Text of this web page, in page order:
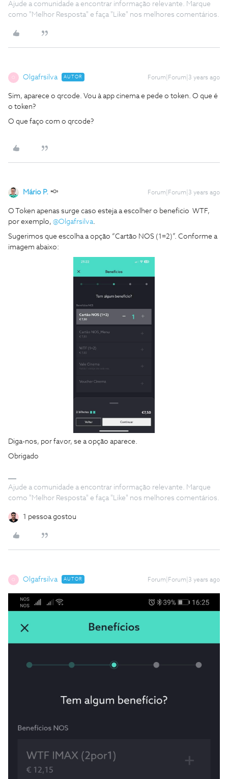
Ajude a comunidade a encontrar informação relevante. Marque
como "Melhor Resposta" e faça "Like" nos melhores comentários.
O Olgafrsilva AUTOR Forum|Forum|3 years ago
Sim, aparece o qrcode. Vou à app cinema e pede o token. O que é
o token?
O que faço com o qrcode?
Mário P. Forum|Forum|3 years ago
O Token apenas surge caso esteja a escolher o beneficio WTF,
por exemplo, @Olgafrsilva.
Sugerimos que escolha a opção “Cartão NOS (1=2)”. Conforme a
imagem abaixo:
Diga-nos, por favor, se a opção aparece.
Obrigado
Ajude a comunidade a encontrar informação relevante. Marque
como "Melhor Resposta" e faça "Like" nos melhores comentários.
1 pessoa gostou
O Olgafrsilva AUTOR Forum|Forum|3 years ago